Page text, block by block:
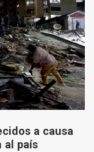
a causa
al país